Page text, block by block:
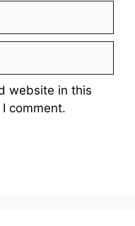
website in this
comment.